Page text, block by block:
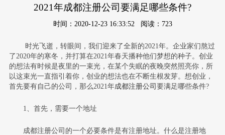
2021年成都注册公司要满足哪些条件?
时间：2020-12-23 16:33:52 阅读：723
时光飞逝，转眼间，我们迎来了全新的2021年。企业家们熬过
了2020年的寒冬，并打算在2021年春天播种他们梦想的种子。创业
的想法有时候是夜里的一束光，在某个失眠的夜晚突然照亮你，所
以这束光一直指引着你，创业的想法也在不断生根发芽。想创业，
首先要有自己的公司，那么2021年成都注册公司要满足哪些条件?
1、首先，需要一个地址
成都注册公司的一个必要条件是有注册地址。什么是注册地